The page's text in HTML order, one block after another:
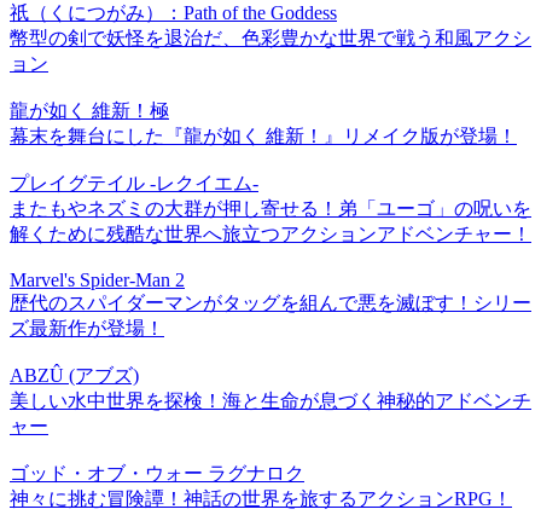
祇（くにつがみ）：Path of the Goddess
幣型の剣で妖怪を退治だ、色彩豊かな世界で戦う和風アクシ
ョン
龍が如く 維新！極
幕末を舞台にした『龍が如く 維新！』リメイク版が登場！
プレイグテイル -レクイエム-
またもやネズミの大群が押し寄せる！弟「ユーゴ」の呪いを
解くために残酷な世界へ旅立つアクションアドベンチャー！
Marvel's Spider-Man 2
歴代のスパイダーマンがタッグを組んで悪を滅ぼす！シリー
ズ最新作が登場！
ABZÛ (アブズ)
美しい水中世界を探検！海と生命が息づく神秘的アドベンチ
ャー
ゴッド・オブ・ウォー ラグナロク
神々に挑む冒険譚！神話の世界を旅するアクションRPG！